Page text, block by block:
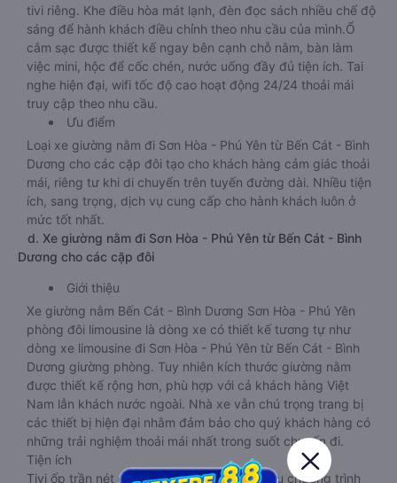
tivi riêng. Khe điều hòa mát lạnh, đèn đọc sách nhiều chế độ
sáng để hành khách điều chỉnh theo nhu cầu của mình.Ổ
cắm sạc được thiết kế ngay bên cạnh chỗ nằm, bàn làm
việc mini, hộc để cốc chén, nước uống đầy đủ tiện ích. Tai
nghe hiện đại, wifi tốc độ cao hoạt động 24/24 thoải mái
truy cập theo nhu cầu.
Ưu điểm
Loại xe giường nằm đi Sơn Hòa - Phú Yên từ Bến Cát - Bình
Dương cho các cặp đôi tạo cho khách hàng cảm giác thoải
mái, riêng tư khi di chuyển trên tuyến đường dài. Nhiều tiện
ích, sang trọng, dịch vụ cung cấp cho hành khách luôn ở
mức tốt nhất.
d. Xe giường nằm đi Sơn Hòa - Phú Yên từ Bến Cát - Bình
Dương cho các cặp đôi
Giới thiệu
Xe giường nằm Bến Cát - Bình Dương Sơn Hòa - Phú Yên
phòng đôi limousine là dòng xe có thiết kế tương tự như
dòng xe limousine đi Sơn Hòa - Phú Yên từ Bến Cát - Bình
Dương giường phòng. Tuy nhiên kích thước giường nằm
được thiết kế rộng hơn, phù hợp với cả khách hàng Việt
Nam lẫn khách nước ngoài. Nhà xe vẫn chú trọng trang bị
các thiết bị hiện đại nhằm đảm bảo cho quý khách hàng có
những trải nghiệm thoải mái nhất trong suốt chuyến đi.
Tiện ích
Tivi ốp trần nét cứng, đầu HD tích hợp nhiều chương trình